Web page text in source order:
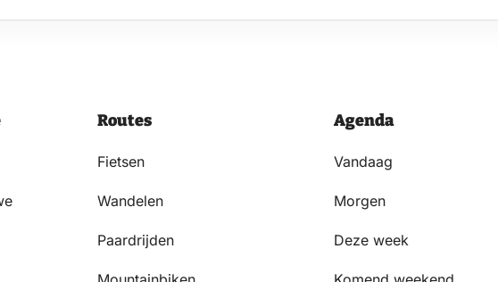
Routes
Fietsen
Wandelen
Paardrijden
Agenda
Vandaag
Morgen
Deze week